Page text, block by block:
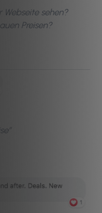
sehen?
Preisen?